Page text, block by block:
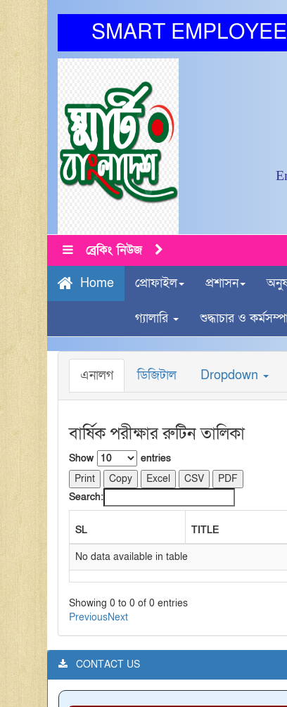
SMART EMPLOYEE
ব্রেকিং নিউজ
Home প্রোফাইল প্রশাসন
গ্যালারি শুদ্ধাচার ও
এনালগ ডিজিটাল Dropdown
বার্ষিক পরীক্ষার রুটিন তালিকা
Show
entries
Print
Copy Excel CSV
PDF
Search:
SL TITLE
No data available in table
Showing 0 to 0 of 0 entries
PreviousNext
CONTACT US